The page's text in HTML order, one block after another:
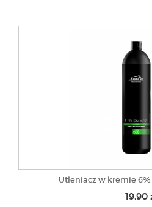
Utleniacz w kremie
19,90